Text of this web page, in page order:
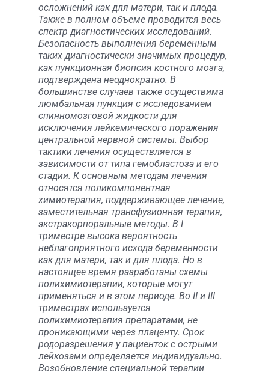
осложнений как для матери, так и плода.
Также в полном объеме проводится весь
спектр диагностических исследований.
Безопасность выполнения беременным
таких диагностически значимых процедур,
как пункционная биопсия костного мозга,
подтверждена неоднократно. В
большинстве случаев также осуществима
люмбальная пункция с исследованием
спинномозговой жидкости для
исключения лейкемического поражения
центральной нервной системы. Выбор
тактики лечения осуществляется в
зависимости от типа гемобластоза и его
стадии. К основным методам лечения
относятся поликомпонентная
химиотерапия, поддерживающее лечение,
заместительная трансфузионная терапия,
экстракорпоральные методы. В I
триместре высока вероятность
неблагоприятного исхода беременности
как для матери, так и для плода. Но в
настоящее время разработаны схемы
полихимиотерапии, которые могут
применяться и в этом периоде. Во II и III
триместрах используется
полихимиотерапия препаратами, не
проникающими через плаценту. Срок
родоразрешения у пациенток с острыми
лейкозами определяется индивидуально.
Возобновление специальной терапии